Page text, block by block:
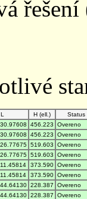
L H (ell.)
Status
30.97608 456.223
Overeno
30.97608 456.223
Overeno
26.77675 519.603
Overeno
26.77675 519.603
Overeno
11.45814 373.590 Overeno
11.45814 373.590 Overeno
44.64130 228.387
Overeno
44.64130 228.387
Overeno